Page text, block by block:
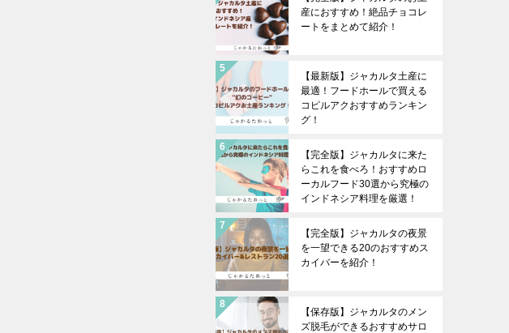
産におすすめ！絶品チョコレ
ートをまとめて紹介！
【最新版】ジャカルタ土産に
最適！フードホールで買える
コピルアクおすすめランキン
グ！
【完全版】ジャカルタに来た
らこれを食べろ！おすすめロ
ーカルフード30選から究極の
インドネシア料理を厳選！
【完全版】ジャカルタの夜景
を一望できる20のおすすめス
カイバーを紹介！
【保存版】ジャカルタのメン
ズ脱毛ができるおすすめサロ